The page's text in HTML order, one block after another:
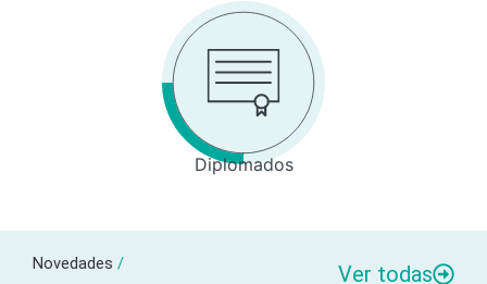
Diplomados
Novedades / Ver todas